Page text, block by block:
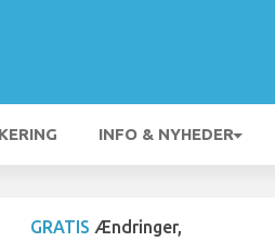
INFO & NYHEDER
GRATIS Ændringer,